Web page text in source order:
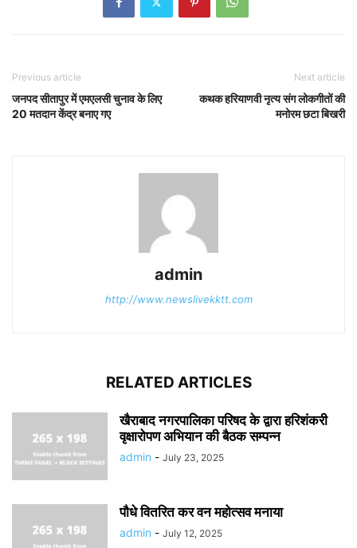
Previous article
जनपद सीतापुर में एमएलसी चुनाव के लिए
20 मतदान केंद्र बनाए गए
Next article
कथक हरियाणवी नृत्य संग लोकगीतों की
मनोरम छटा बिखरी
admin
http://www.newslivekktt.com
RELATED ARTICLES
खैराबाद नगरपालिका परिषद के द्वारा हरिशंकरी
वृक्षारोपण अभियान की बैठक सम्पन्न
admin - July 23, 2025
पौधे वितरित कर वन महोत्सव मनाया
admin - July 12, 2025